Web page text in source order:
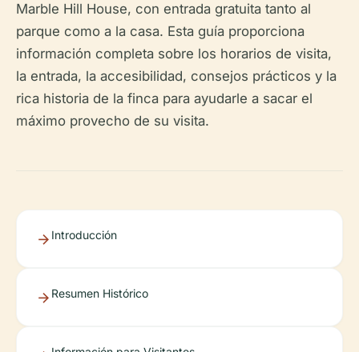
Marble Hill House, con entrada gratuita tanto al
parque como a la casa. Esta guía proporciona
información completa sobre los horarios de visita,
la entrada, la accesibilidad, consejos prácticos y la
rica historia de la finca para ayudarle a sacar el
máximo provecho de su visita.
Introducción
Resumen Histórico